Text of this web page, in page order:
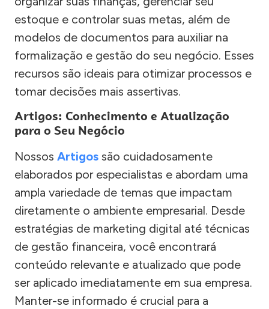
estoque e controlar suas metas, além de
modelos de documentos para auxiliar na
formalização e gestão do seu negócio. Esses
recursos são ideais para otimizar processos e
tomar decisões mais assertivas.
Artigos: Conhecimento e Atualização
para o Seu Negócio
Nossos Artigos são cuidadosamente
elaborados por especialistas e abordam uma
ampla variedade de temas que impactam
diretamente o ambiente empresarial. Desde
estratégias de marketing digital até técnicas
de gestão financeira, você encontrará
conteúdo relevante e atualizado que pode
ser aplicado imediatamente em sua empresa.
Manter-se informado é crucial para a